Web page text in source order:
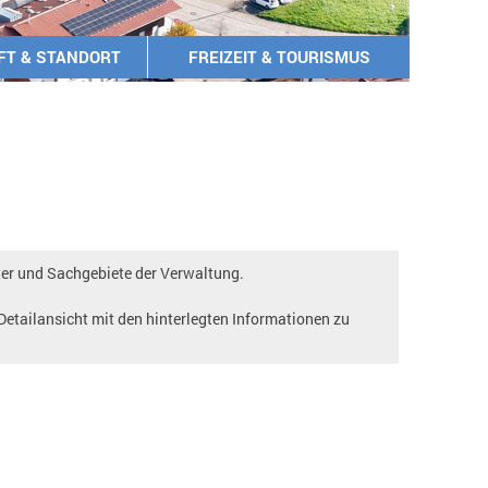
& STANDORT FREIZEIT & TOURISMUS
und Sachgebiete der Verwaltung.
mit den hinterlegten Informationen zu